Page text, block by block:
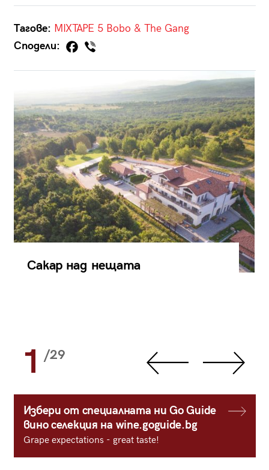
Тагове: MIXTAPE 5 Bobo & The Gang
Сподели:
Сакар над нещата
1 /29
Избери от специалната ни Go Guide
вино селекция на wine.goguide.bg
Grape expectations - great taste!